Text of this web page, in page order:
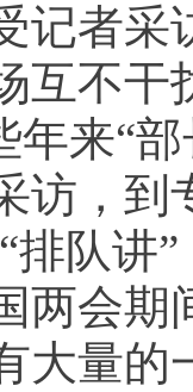
记者采
互不干
年来“
访，到
排队讲
两会期
大量的